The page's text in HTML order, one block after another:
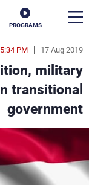
PROGRAMS
17 Aug 2019
PM
military
transitional
government
en
الأخبار
سياسة
إقتصاد
منوعات